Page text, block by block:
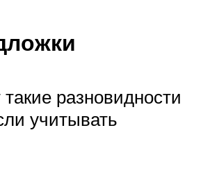
разновидности
учитывать